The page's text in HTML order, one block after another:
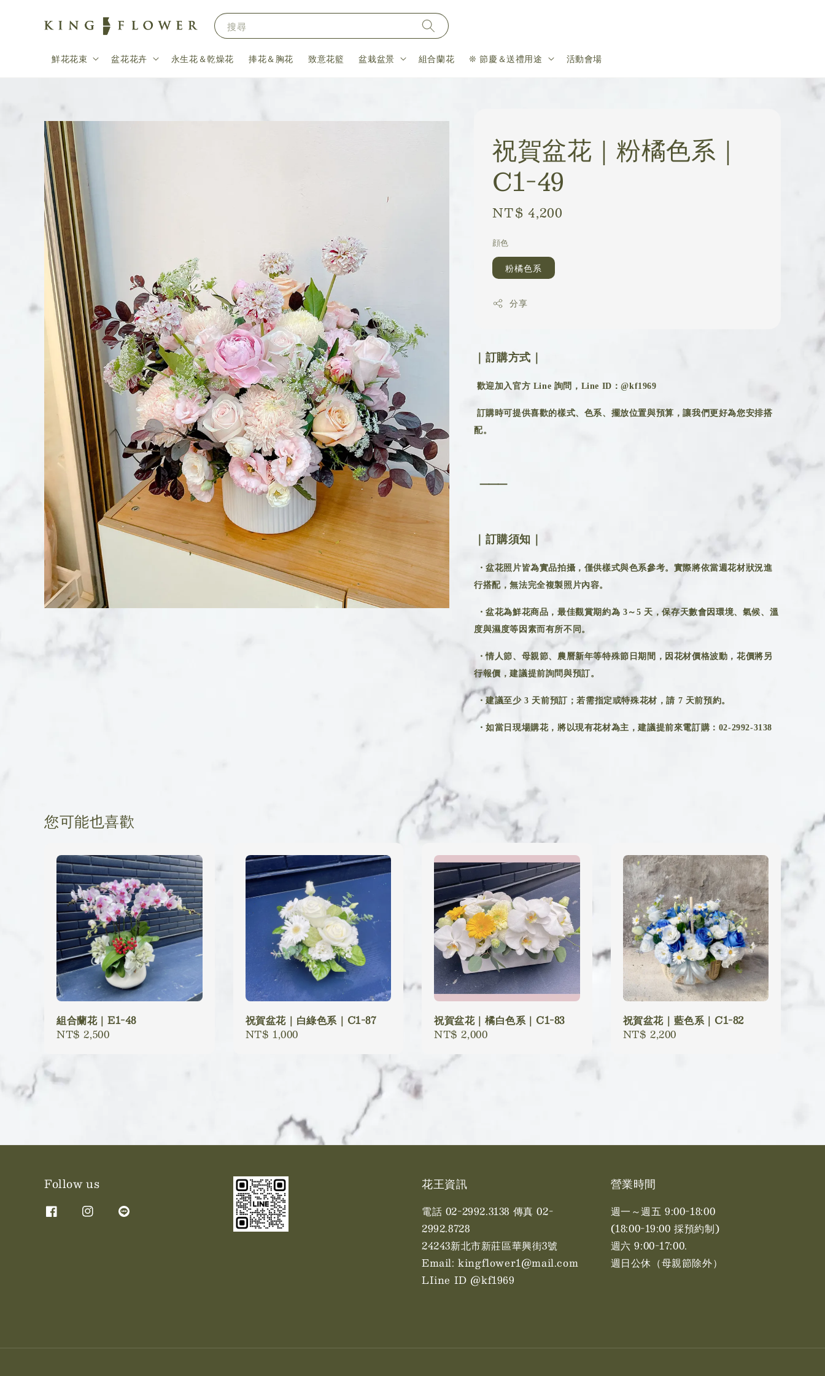
搜尋
鮮花花束 盆花花卉 永生花＆乾燥花 捧花＆胸花 致意花籃 盆栽盆景 組合蘭花 ❊ 節慶＆送禮用途 活動會場
祝賀盆花｜粉橘色系｜
C1-49
Regular
NT$ 4,200
顔色
粉橘色系
分享
｜訂購方式｜
歡迎加入官方 Line 詢問，Line ID：@kf1969
訂購時可提供喜歡的樣式、色系、擺放位置與預算，讓我們更好為您安排搭
配。
⸻
｜訂購須知｜
・盆花照片皆為實品拍攝，僅供樣式與色系參考。實際將依當週花材狀況進
行搭配，無法完全複製照片內容。
・盆花為鮮花商品，最佳觀賞期約為 3～5 天，保存天數會因環境、氣候、溫
度與濕度等因素而有所不同。
・情人節、母親節、農曆新年等特殊節日期間，因花材價格波動，花價將另
行報價，建議提前詢問與預訂。
・建議至少 3 天前預訂；若需指定或特殊花材，請 7 天前預約。
・如當日現場購花，將以現有花材為主，建議提前來電訂購：02-2992-3138
您可能也喜歡
組合蘭花｜E1-48
Regular
NT$ 2,500
祝賀盆花｜白綠色系｜C1-87
Regular
NT$ 1,000
祝賀盆花｜橘白色系｜C1-83
Regular
NT$ 2,000
祝賀盆花｜藍色系｜C1-82
Regular
NT$ 2,200
Follow us 花王資訊
電話 02-2992.3138 傳真 02-
2992.8728
24243新北市新莊區華興街3號
Email: kingflower1@mail.com
LIine ID @kf1969
營業時間
週一～週五 9:00-18:00
(18:00-19:00 採預約制)
週六 9:00-17:00. ​​
週日公休（母親節除外）